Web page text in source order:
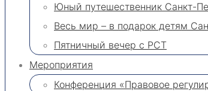
Юный путешественник Санкт-
Весь мир – в подарок детям
Пятничный вечер с РСТ
Мероприятия
Конференция «Правовое